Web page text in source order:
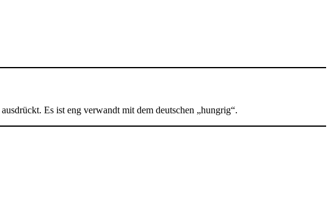
Es ist eng verwandt mit dem deutschen „hungrig“.